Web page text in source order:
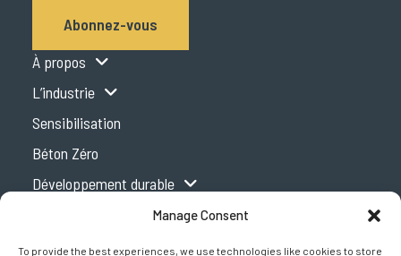
Manage Consent
To provide the best experiences, we use technologies like cookies to store
Abonnez-vous
À propos
L’industrie
Sensibilisation
Béton Zéro
Développement durable
Podcast